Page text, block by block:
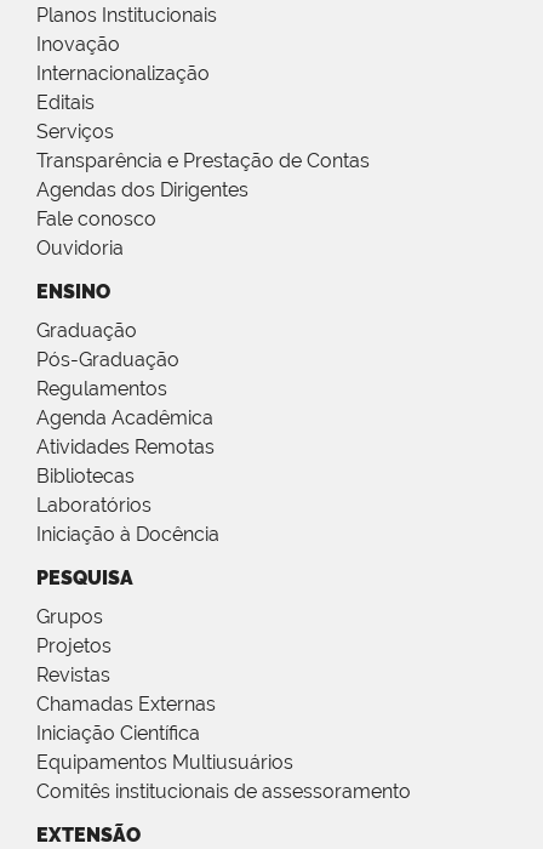
Planos Institucionais
Inovação
Internacionalização
Editais
Serviços
Transparência e Prestação de Contas
Agendas dos Dirigentes
Fale conosco
Ouvidoria
ENSINO
Graduação
Pós-Graduação
Regulamentos
Agenda Acadêmica
Atividades Remotas
Bibliotecas
Laboratórios
Iniciação à Docência
PESQUISA
Grupos
Projetos
Revistas
Chamadas Externas
Iniciação Científica
Equipamentos Multiusuários
Comitês institucionais de assessoramento
EXTENSÃO